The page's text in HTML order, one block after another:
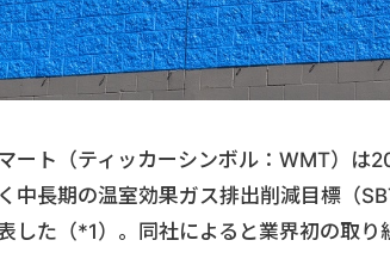
ート（ティッカーシンボル：WMT）
中長期の温室効果ガス排出削減目標（
した（*1）。同社によると業界初の取り